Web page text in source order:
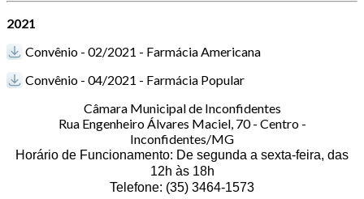
2021
Convênio - 02/2021 - Farmácia Americana
Convênio - 04/2021 - Farmácia Popular
Câmara Municipal de Inconfidentes
Rua Engenheiro Álvares Maciel, 70 - Centro -
Inconfidentes/MG
Horário de Funcionamento: De segunda a sexta-feira, das
12h às 18h
Telefone: (35) 3464-1573